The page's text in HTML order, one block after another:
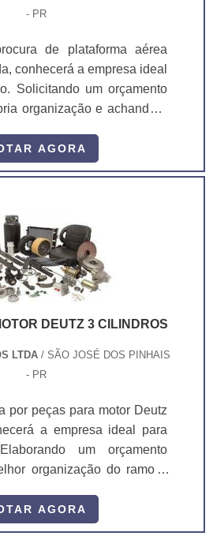
- PR
de plataforma aérea
conhecerá a empresa ideal
Solicitando um orçamento
organização e achando a
articulada a venda, com os
Equipamentos receberá
A VENDA Há muitas
de demonst...
AGORA
DEUTZ 3 CILINDROS
LTDA / SÃO JOSÉ DOS PINHAIS
- PR
por peças para motor Deutz
a empresa ideal para
um orçamento
organização do ramo e
por peças para motor Deutz
melhor mão de obra da ASL
AGORA